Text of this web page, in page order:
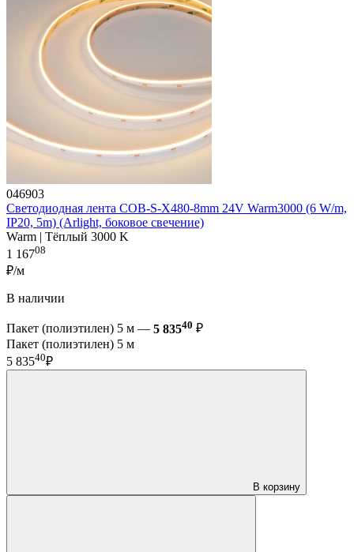
046903
Светодиодная лента COB-S-X480-8mm 24V Warm3000 (6 W/m,
IP20, 5m) (Arlight, боковое свечение)
Warm | Тёплый 3000 K
1 16708
₽/м
В наличии
Пакет (полиэтилен) 5 м — 5 83540 ₽
Пакет (полиэтилен) 5 м
5 83540₽
В корзину